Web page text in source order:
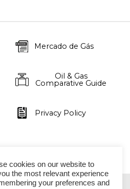
Mercado de Gás
Oil & Gas
Comparative Guide
Privacy Policy
cookies on our website to
the most relevant experience
your preferences and